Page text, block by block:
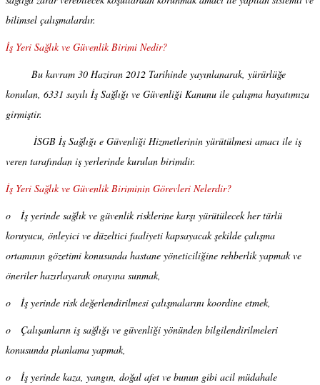
bilimsel çalışmalardır.
İş Yeri Sağlık ve Güvenlik Birimi Nedir?
Bu kavram 30 Haziran 2012 Tarihinde yayınlanarak, yürürlüğe
konulan, 6331 sayılı İş Sağlığı ve Güvenliği Kanunu ile çalışma hayatımıza
girmiştir.
İSGB İş Sağlığı e Güvenliği Hizmetlerinin yürütülmesi amacı ile iş
veren tarafından iş yerlerinde kurulan birimdir.
İş Yeri Sağlık ve Güvenlik Biriminin Görevleri Nelerdir?
o İş yerinde sağlık ve güvenlik risklerine karşı yürütülecek her türlü
koruyucu, önleyici ve düzeltici faaliyeti kapsayacak şekilde çalışma
ortamının gözetimi konusunda hastane yöneticiliğine rehberlik yapmak ve
öneriler hazırlayarak onayına sunmak,
o İş yerinde risk değerlendirilmesi çalışmalarını koordine etmek,
o Çalışanların iş sağlığı ve güvenliği yönünden bilgilendirilmeleri
konusunda planlama yapmak,
o İş yerinde kaza, yangın, doğal afet ve bunun gibi acil müdahale